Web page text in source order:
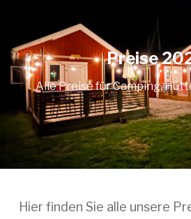
Preise
Alle Preise für Camping,
Hier finden Sie alle unsere